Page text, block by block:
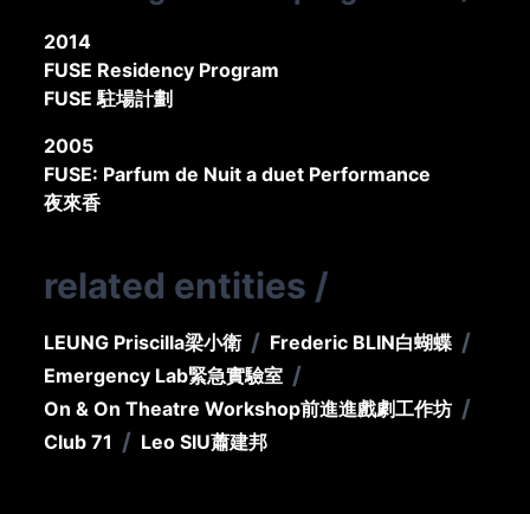
2014
FUSE Residency Program
FUSE 駐場計劃
2005
FUSE: Parfum de Nuit a duet Performance
夜來香
related entities /
LEUNG Priscilla梁小衛 / Frederic BLIN白蝴蝶 /
Emergency Lab緊急實驗室 /
On & On Theatre Workshop前進進戲劇工作坊 /
Club 71 / Leo SIU蕭建邦